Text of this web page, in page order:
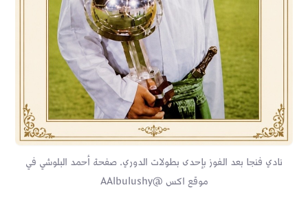
نادي فنجا بعد الفوز بإحدى بطولات الدوري. صفحة أحمد البلوشي في
موقع اكس @AAlbulushy